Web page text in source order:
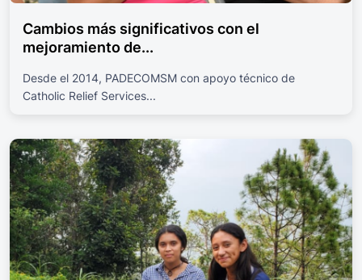
Cambios más significativos con el
mejoramiento de...
Desde el 2014, PADECOMSM con apoyo técnico de
Catholic Relief Services...